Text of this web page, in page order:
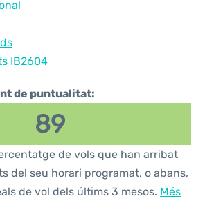
IB2604
de puntualitat:
89
de vols que han arribat
del seu horari programat, o abans,
de vol dels últims 3 mesos. Més